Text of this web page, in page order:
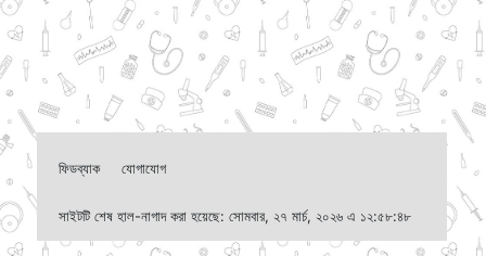
ফিডব্যাক যোগাযোগ
সাইটটি শেষ হাল-নাগাদ করা হয়েছে: সোমবার, ২৭ মার্চ, ২০২৬ এ ১২:৫৮:৪৮